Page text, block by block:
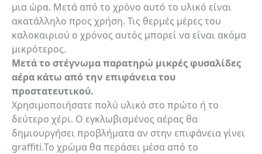
μια ώρα. Μετά από το χρόνο αυτό το υλικό είναι
ακατάλληλο προς χρήση. Τις θερμές μέρες του
καλοκαιριού ο χρόνος αυτός μπορεί να είναι ακόμα
μικρότερος.
Μετά το στέγνωμα παρατηρώ μικρές φυσαλίδες
αέρα κάτω από την επιφάνεια του
προστατευτικού.
Χρησιμοποιήσατε πολύ υλικό στο πρώτο ή το
δεύτερο χέρι. Ο εγκλωβισμένος αέρας θα
δημιουργήσει προβλήματα αν στην επιφάνεια γίνει
graffiti.Το χρώμα θα περάσει μέσα από το